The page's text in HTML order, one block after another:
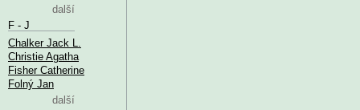
další
F - J
Chalker Jack L.
Christie Agatha
Fisher Catherine
Folný Jan
další